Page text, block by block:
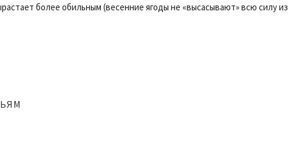
более обильным (весенние ягоды не «высасывают» всю силу из